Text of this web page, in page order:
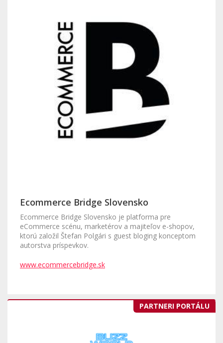
Ecommerce Bridge Slovensko
Ecommerce Bridge Slovensko je platforma pre
eCommerce scénu, marketérov a majiteľov e-shopov,
ktorú založil Štefan Polgári s guest bloging konceptom
autorstva príspevkov.
www.ecommercebridge.sk
PARTNERI PORTÁLU